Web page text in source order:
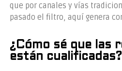
que por canales y vías
pasado el filtro, aquí genera
¿Cómo sé que las
están cualificadas?